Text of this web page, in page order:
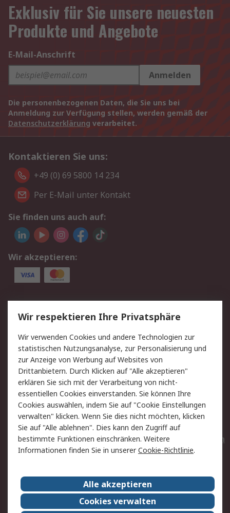
Exklusiv für Sie unsere neuesten
Produkte und Angebote
E-Mail-Anschrift
Anmelden
Die personenbezogenen Daten, die Sie uns bei
Anmeldung zur Verfügung stellen, werden gemäß der
Datenschutzerklärung verarbeitet.
Kontaktieren Sie uns:
+49 (0) 69 5800 14 234
Per E-Mail unter Kontakt
Sie finden uns auch auf:
Wir akzeptieren:
Service
Value Added Services
Lieferlösungen
Rücksendungen
Kontakt
Hilfe
Privatkunden
Rechtliches
AGB
Datenschutz
Cookie-Richtlinie
Zahlungsbedingungen
Copyright/Impressum
Entsorgung
Elektrogeräte/Batterien
RS weltweit
Karriere bei RS
Nachhaltigkeit
Wir respektieren Ihre Privatsphäre
Wir verwenden Cookies und andere Technologien zur
statistischen Nutzungsanalyse, zur Personalisierung und
zur Anzeige von Werbung auf Websites von
Drittanbietern. Durch Klicken auf "Alle akzeptieren"
erklären Sie sich mit der Verarbeitung von nicht-
essentiellen Cookies einverstanden. Sie können Ihre
Cookies auswählen, indem Sie auf "Cookie Einstellungen
verwalten" klicken. Wenn Sie dies nicht möchten, klicken
Sie auf "Alle ablehnen". Dies kann den Zugriff auf
bestimmte Funktionen einschränken. Weitere
Informationen finden Sie in unsererCookie-Richtlinie.
Alle akzeptieren
Cookies verwalten